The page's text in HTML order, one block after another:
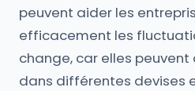
peuvent aider les
efficacement les
change, car elles
dans différentes devises